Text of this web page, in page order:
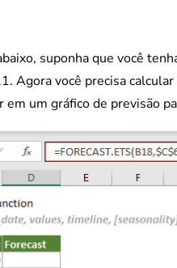
suponha que você
Agora você precisa
um gráfico de previsão